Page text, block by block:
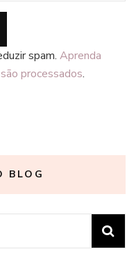
spam. Aprenda
processados.
BLOG